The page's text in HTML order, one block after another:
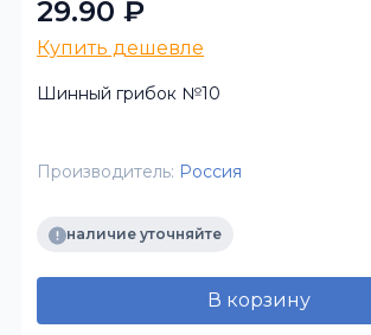
29.90 ₽
Купить дешевле
Шинный грибок №10
Производитель: Россия
наличие уточняйте
В корзину